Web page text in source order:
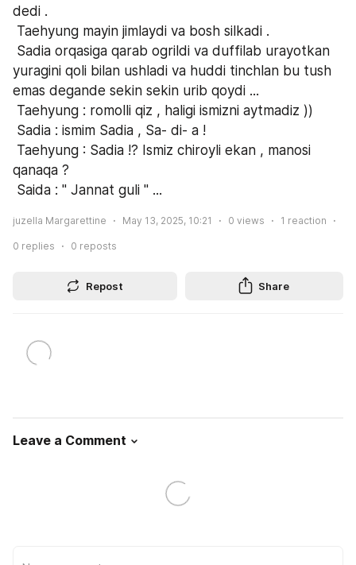
dedi .
Taehyung mayin jimlaydi va bosh silkadi .
yuragini qoli bilan ushladi va huddi tinchlan bu tush
emas degande sekin sekin urib qoydi ...
Taehyung : romolli qiz , haligi ismizni aytmadiz ))
Sadia : ismim Sadia , Sa- di- a !
qanaqa ?
Saida : " Jannat guli " ...
juzella Margarettine May 13, 2025, 10:21 0 views 1 reaction
0 replies 0 reposts
Repost Share
Leave a Comment